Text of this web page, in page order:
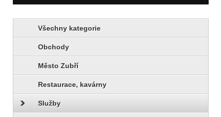
Všechny kategorie
Obchody
Město Zubří
Restaurace, kavárny
Služby